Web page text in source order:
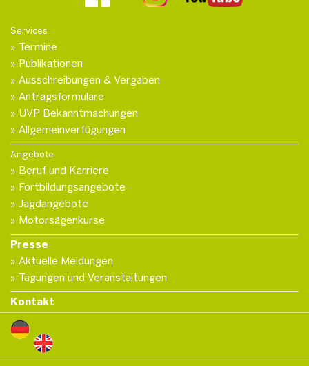
Services
Termine
Publikationen
Ausschreibungen & Vergaben
Antragsformulare
UVP Bekanntmachungen
Allgemeinverfügungen
Angebote
Beruf und Karriere
Fortbildungsangebote
Jagdangebote
Motorsägenkurse
Presse
Aktuelle Meldungen
Tagungen und Veranstaltungen
Kontakt